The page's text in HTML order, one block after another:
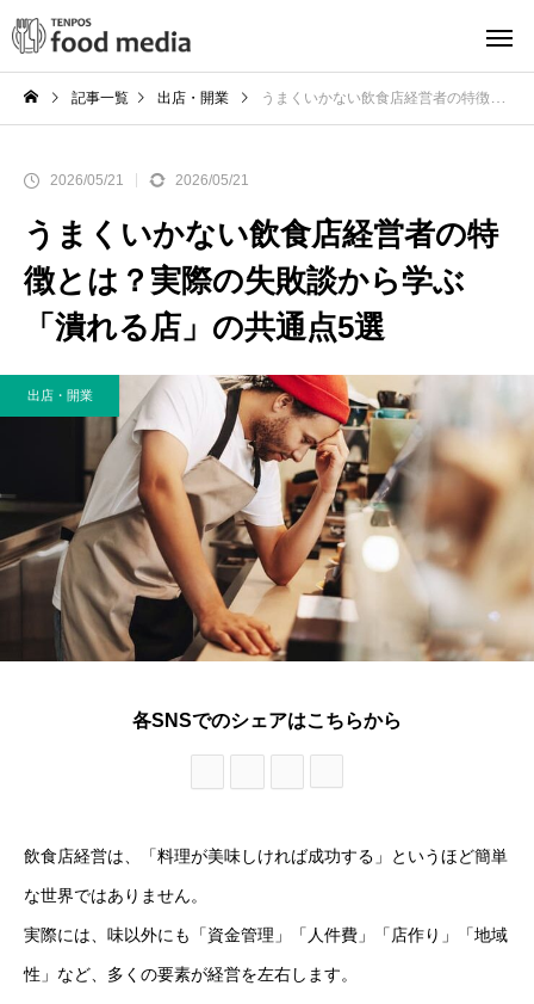
記事一覧 出店・開業 うまくいかない飲食店経営者の特徴とは？実際の失敗談から学ぶ「潰れる店」の共通点5選
2026/05/21 2026/05/21
うまくいかない飲食店経営者の特
徴とは？実際の失敗談から学ぶ
「潰れる店」の共通点5選
出店・開業
各SNSでのシェアはこちらから
飲食店経営は、「料理が美味しければ成功する」というほど簡単
な世界ではありません。
実際には、味以外にも「資金管理」「人件費」「店作り」「地域
性」など、多くの要素が経営を左右します。